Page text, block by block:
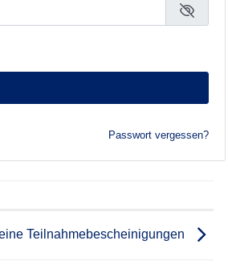
Passwort vergessen?
Teilnahmebescheinigungen